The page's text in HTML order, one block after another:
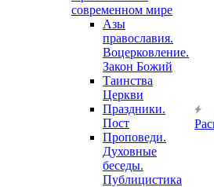
современном мире
Азы
православия.
Воцерковление.
Закон Божий
Таинства
Церкви
Праздники.
Пост
Проповеди.
Духовные
беседы.
Публицистика